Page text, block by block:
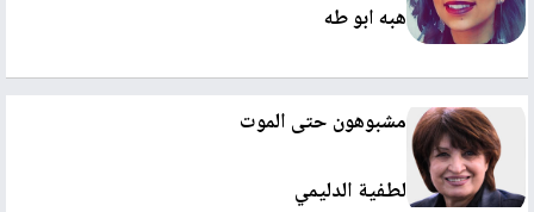
هبه ابو طه
مشبوهون حتى الموت
لطفية الدليمي